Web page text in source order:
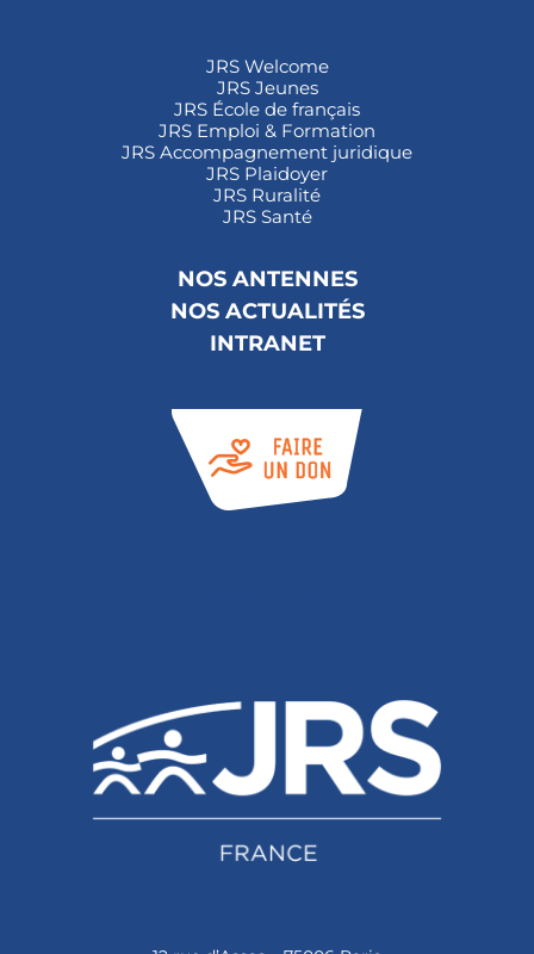
JRS Welcome
JRS Jeunes
JRS École de français
JRS Emploi & Formation
JRS Accompagnement juridique
JRS Plaidoyer
JRS Ruralité
JRS Santé
NOS ANTENNES
NOS ACTUALITÉS
INTRANET